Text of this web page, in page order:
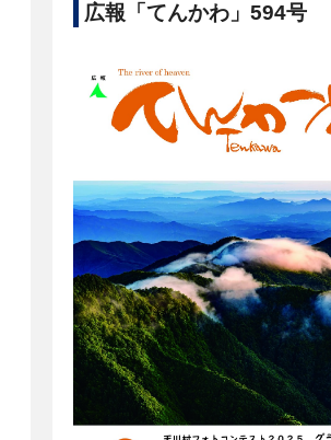
広報「てんかわ」594号